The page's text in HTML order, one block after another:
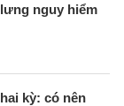
nguy hiểm
kỳ: có nên